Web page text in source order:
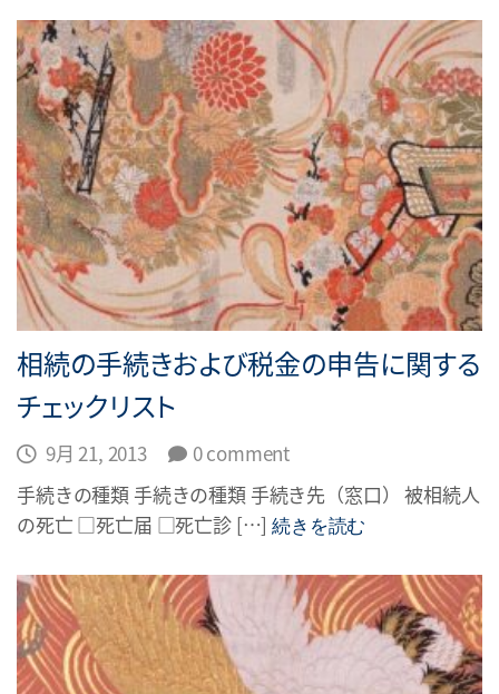
相続の手続きおよび税金の申告に関する
チェックリスト
9月 21, 2013
0 comment
手続きの種類 手続きの種類 手続き先（窓口） 被相続人
の死亡 □死亡届 □死亡診 […]続きを読む